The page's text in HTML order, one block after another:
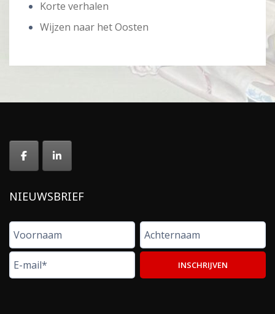
Korte verhalen
Wijzen naar het Oosten
NIEUWSBRIEF